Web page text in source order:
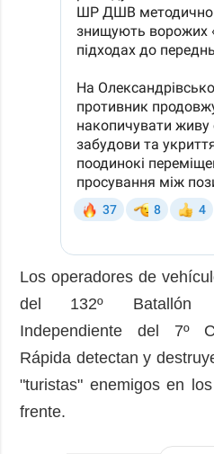
Los operadores de
del 132º Batallón
Independiente del 7º
Rápida detectan y
"turistas" enemigos en
frente.